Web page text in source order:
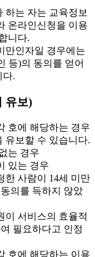
는 자는 교육정보
온라인신청을 이용
니다.
만인자일 경우에는
등)의 동의를 얻어
다.
유보)
호에 해당하는 경우
유보할 수 있습니다.
는 경우
있는 경우
한 사람이 14세 미만
의를 득하지 않았
이 서비스의 효율적
필요하다고 인정
호에 해당하는 이용